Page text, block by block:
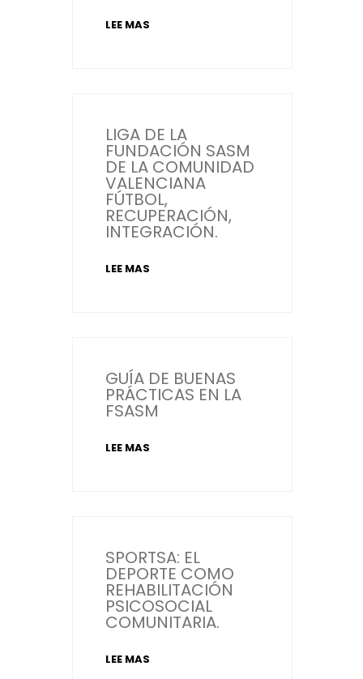
LEE MAS
LIGA DE LA
FUNDACIÓN SASM
DE LA COMUNIDAD
VALENCIANA
FÚTBOL,
RECUPERACIÓN,
INTEGRACIÓN.
LEE MAS
GUÍA DE BUENAS
PRÁCTICAS EN LA
FSASM
LEE MAS
SPORTSA: EL
DEPORTE COMO
REHABILITACIÓN
PSICOSOCIAL
COMUNITARIA.
LEE MAS